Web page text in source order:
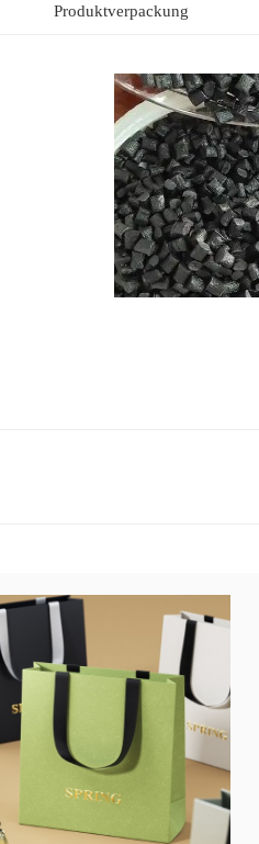
Produktverpackung